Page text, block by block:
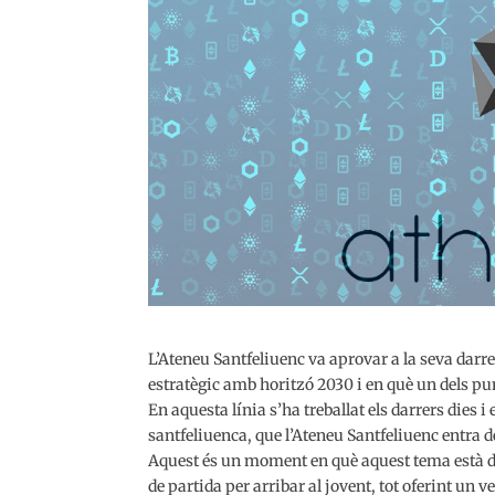
L’Ateneu Santfeliuenc va aprovar a la seva
estratègic amb horitzó 2030 i en què un dels
En aquesta línia s’ha treballat els darrers dies
santfeliuenca, que l’Ateneu Santfeliuenc entra
Aquest és un moment en què aquest tema
de partida per arribar al jovent, tot oferint un